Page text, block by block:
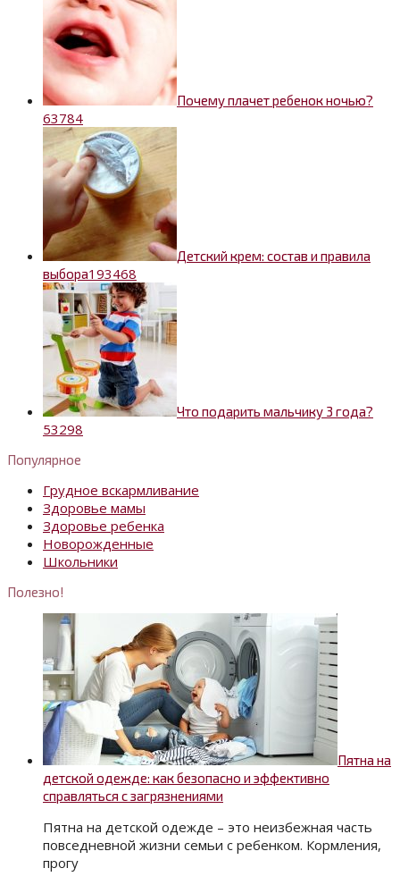
Почему плачет ребенок ночью?
63784
Детский крем: состав и правила
выбора193468
Что подарить мальчику 3 года?
53298
Популярное
Грудное вскармливание
Здоровье мамы
Здоровье ребенка
Новорожденные
Школьники
Полезно!
Пятна на
детской одежде: как безопасно и эффективно
справляться с загрязнениями
Пятна на детской одежде – это неизбежная часть
повседневной жизни семьи с ребенком. Кормления,
прогу